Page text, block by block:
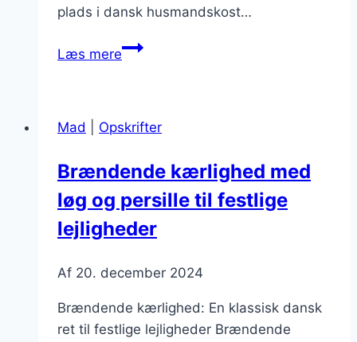
plads i dansk husmandskost…
Læs mereBrændende
Unik
Mad Opskrifter
Brændende kærlighed med
løg og persille til festlige
lejligheder
Af 20. december 2024
Brændende kærlighed: En klassisk dansk
ret til festlige lejligheder Brændende